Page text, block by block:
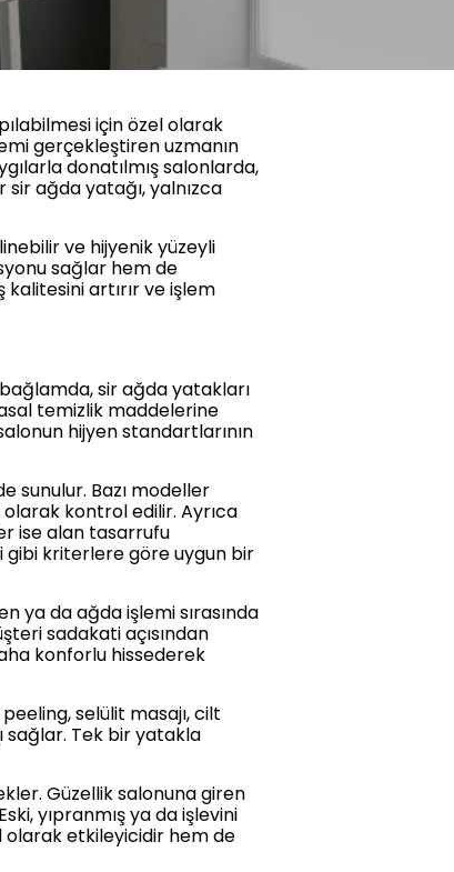
için özel olarak
gerçekleştiren uzmanın
donatılmış salonlarda,
ağda yatağı, yalnızca
ve hijyenik yüzeyli
sağlar hem de
kalitesini artırır ve işlem
sir ağda yatakları
temizlik maddelerine
hijyen standartlarının
sunulur. Bazı modeller
kontrol edilir. Ayrıca
ise alan tasarrufu
gibi kriterlere göre uygun bir
ya da ağda işlemi sırasında
sadakati açısından
konforlu hissederek
selülit masajı, cilt
sağlar. Tek bir yatakla
Güzellik salonuna giren
yıpranmış ya da işlevini
etkileyicidir hem de